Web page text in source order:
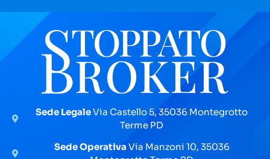
o
o
t
l
Sede LegaleVia Castello 5, 35036 Montegrotto
Terme PD
Sede Operativa Via Manzoni 10, 35036